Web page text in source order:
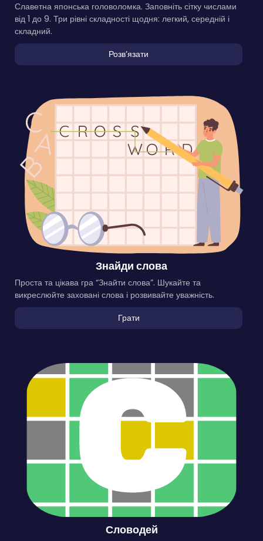
Славетна японська головоломка. Заповніть сітку числами
від 1 до 9. Три рівні складності щодня: легкий, середній і
складний.
Розвʼязати
Знайди слова
Проста та цікава гра “Знайти слова”. Шукайте та
викреслюйте заховані слова і розвивайте уважність.
Грати
Словодей